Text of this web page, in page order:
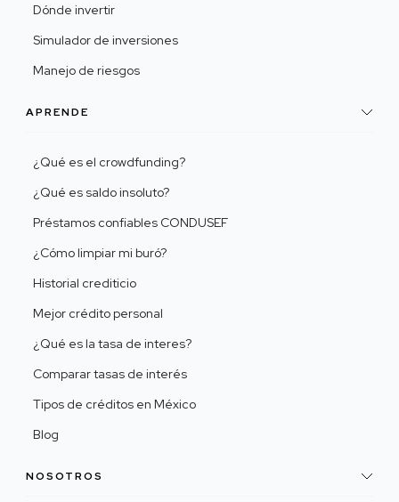
Dónde invertir
Simulador de inversiones
Manejo de riesgos
APRENDE
¿Qué es el crowdfunding?
¿Qué es saldo insoluto?
Préstamos confiables CONDUSEF
¿Cómo limpiar mi buró?
Historial crediticio
Mejor crédito personal
¿Qué es la tasa de interes?
Comparar tasas de interés
Tipos de créditos en México
Blog
NOSOTROS